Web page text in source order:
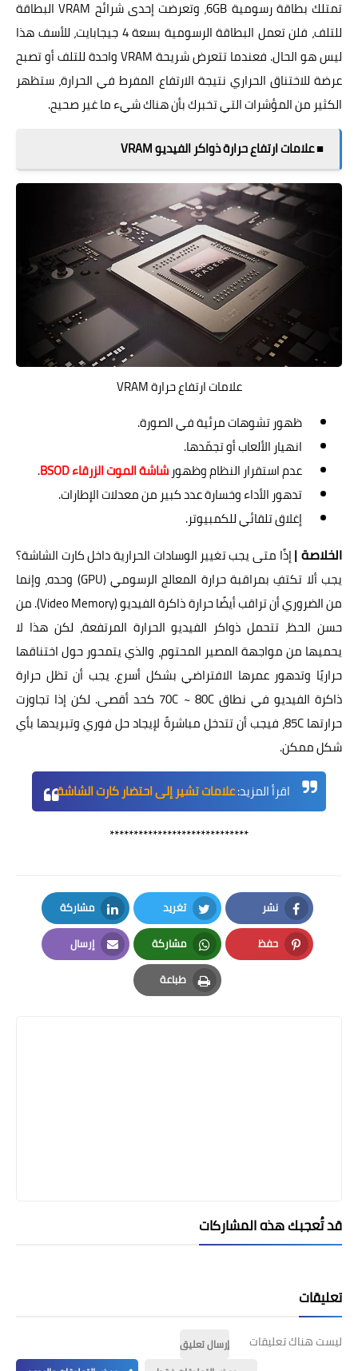
تمتلك بطاقة رسومية 6GB، وتعرضت إحدى شرائح VRAM البطاقة
للتلف، فلن تعمل البطاقة الرسومية بسعة 4 جيجابايت، للأسف هذا
ليس هو الحال. فعندما تتعرض شريحة VRAM واحدة للتلف أو تصبح
عرضة للاختناق الحراري نتيجة الارتفاع المفرط في الحرارة، ستظهر
الكثير من المؤشرات التي تخبرك بأن هناك شيء ما غير صحيح.
■ علامات ارتفاع حرارة ذواكر الفيديو VRAM
علامات ارتفاع حرارة VRAM
ظهور تشوهات مرئية في الصورة.
انهيار الألعاب أو تجمّدها.
عدم استقرار النظام وظهورشاشة الموت الزرقاء BSOD
.
تدهور الأداء وخسارة عدد كبير من معدلات الإطارات.
إغلاق تلقائي للكمبيوتر.
الخلاصة |إذًا متى يجب تغيير الوسادات الحرارية داخل كارت الشاشة؟
يجب ألا تكتفِ بمراقبة حرارة المعالج الرسومي (GPU) وحده، وإنما
من الضروري أن تراقب أيضًا حرارة ذاكرة الفيديو (Video Memory). من
حسن الحظ، تتحمل ذواكر الفيديو الحرارة المرتفعة، لكن هذا لا
يحميها من مواجهة المصير المحتوم، والذي يتمحور حول اختناقها
حراريًا وتدهور عمرها الافتراضي بشكل أسرع. يجب أن تظل حرارة
ذاكرة الفيديو في نطاق 70C ~ 80C كحد أقصى. لكن إذا تجاوزت
حرارتها 85C، فيجب أن تتدخل مباشرةً لإيجاد حل فوري وتبريدها بأي
شكل ممكن.
اقرأ المزيد:علامات تشير إلى احتضار كارت الشاشة
*****************************
نشر
Facebook
تغريد
Twitter
مشاركة
LinkedIn
حفظ
Pinterest
مشاركة
Whatsapp
إرسال
Email
طباعة
Print
قد تُعجبك هذه المشاركات
تعليقات
ليست هناك تعليقات
إرسال تعليق